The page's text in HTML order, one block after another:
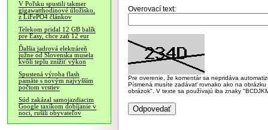
V Poľsku spustili takmer
gigawatthodinové úložisko,
z LiFePO4 článkov
Telekom pridal 12 GB balík
pre Easy, chce zaň 12 eur
Ďalšia jadrová elektráreň
južne od Slovenska musela
kvôli teplu znížiť výkon
Spustená výroba flash
pamäte s novým najvyšším
počtom vrstiev
Súd zakázal samojazdiacim
Google taxíkom dobíjanie v
noci, rušili obyvateľov
Overovací text:
Pre overenie, že komentár sa nepridáva
Písmená musíte zadávať rovnako ako na
obrázok". V texte sa používajú iba znaky